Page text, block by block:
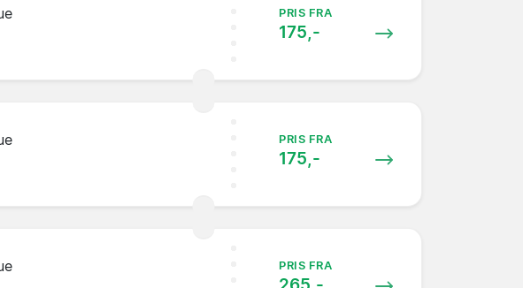
PRIS FRA
175,-
PRIS FRA
175,-
PRIS FRA